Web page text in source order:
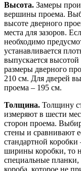
Высота. Замеры
вершины проема.
высоте дверного
места для зазоров.
необходимо
устанавливается
выпускается
размеры дверного
210 см. Для дверей
проема – 195 см.
Толщина. Толщину
измеряют в шести
сторон проема.
стены и сравнивают
стандартной
ширины коробки, то
специальные